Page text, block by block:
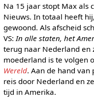
Na 15 jaar stopt Max als
Nieuws. In totaal heeft
gewoond. Als afscheid
VS: In alle staten, het
terug naar Nederland en
moederland is te volgen
Wereld. Aan de hand van
reis door Nederland en
tijd in Amerika.